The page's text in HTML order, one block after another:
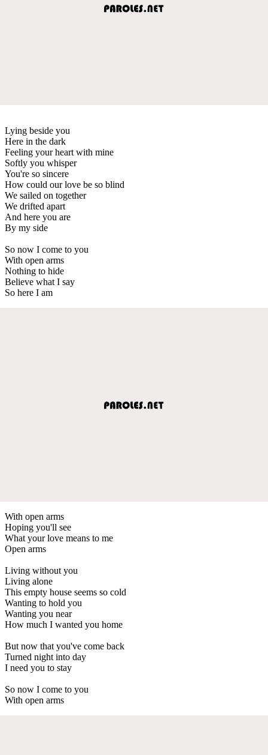
Lying beside you
Here in the dark
Feeling your heart with mine
Softly you whisper
You're so sincere
How could our love be so blind
We sailed on together
We drifted apart
And here you are
By my side
So now I come to you
With open arms
Nothing to hide
Believe what I say
So here I am
With open arms
Hoping you'll see
What your love means to me
Open arms
Living without you
Living alone
This empty house seems so cold
Wanting to hold you
Wanting you near
How much I wanted you home
But now that you've come back
Turned night into day
I need you to stay
So now I come to you
With open arms